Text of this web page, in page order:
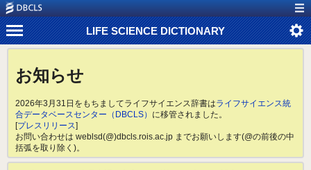
LIFE SCIENCE DICTIONARY
お知らせ
2026年3月31日をもちましてライフサイエンス辞書はライフサイエンス統
合データベースセンター（DBCLS） に移管されました。
[プレスリリース]
お問い合わせは weblsd(@)dbcls.rois.ac.jp までお願いします(@の前後の中
括弧を取り除く)。